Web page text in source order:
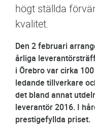
högt ställda
kvalitet.
Den 2 februari
årliga
i Örebro var cirka
ledande tillverkare
det bland annat
leverantör 2016. I
prestigefyllda priset.